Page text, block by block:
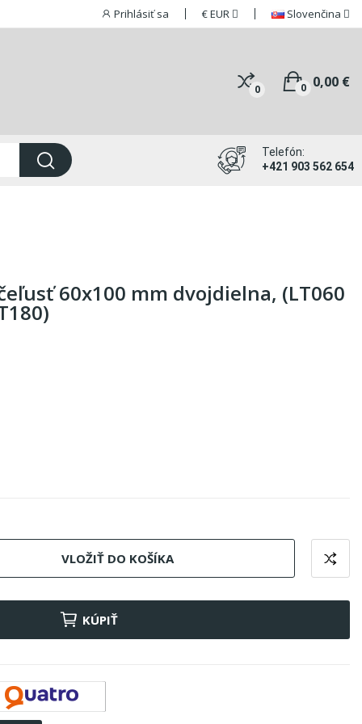
Prihlásiť sa €EUR Slovenčina
0 0,00 €
0
Telefón:
+421 903 562 654
60x100 mm dvojdielna, (LT060
VLOŽIŤ DO KOŠÍKA
KÚPIŤ